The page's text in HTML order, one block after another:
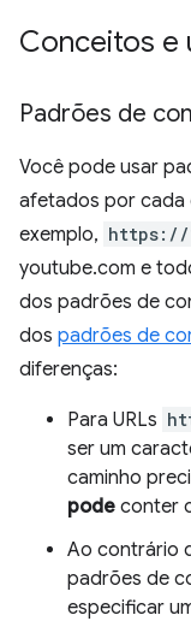
Conceitos e
Padrões de
Você pode usar
afetados por
exemplo, https://
youtube.com e
dos padrões de
dos padrões de
diferenças:
Para URLs
ser um
caminho
pode conter
Ao contrário
padrões de
especificar